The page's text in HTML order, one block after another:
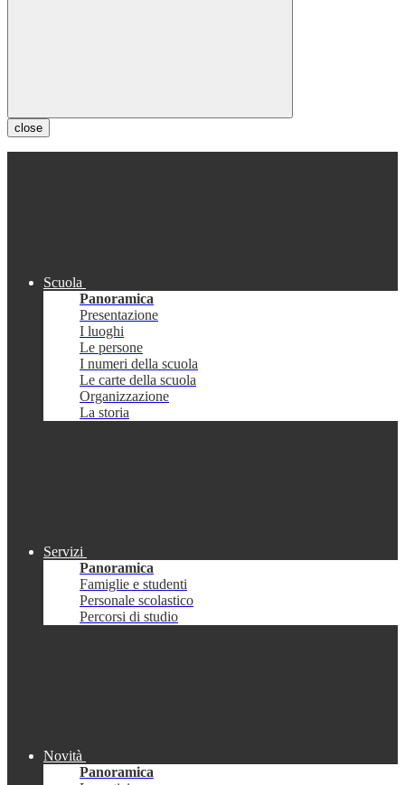
close
Scuola
Panoramica
Presentazione
I luoghi
Le persone
I numeri della scuola
Le carte della scuola
Organizzazione
La storia
Servizi
Panoramica
Famiglie e studenti
Personale scolastico
Percorsi di studio
Novità
Panoramica